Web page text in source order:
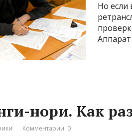
Но если
нори. Как
Комментарии: 0